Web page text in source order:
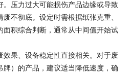
。压力过大可能损伤产品边缘或导致
不彻底。设定时需根据纸张克重、
面积综合判断，通常从中间值开始试
效果、设备稳定性直接相关。对于废
）的产品，建议适当降低速度，确